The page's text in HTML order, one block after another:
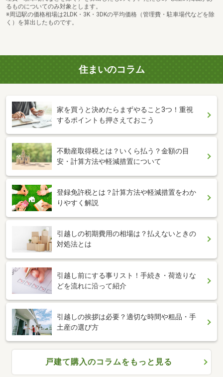
るものについてのみ対象とします。
※周辺駅の価格相場は2LDK・3K・3DKの平均価格（管理費・駐車場代などを除
く）を算出したものです。
住まいのコラム
家を買うと決めたらまずやること3つ！重視
するポイントも押さえておこう
不動産取得税とは？いくら払う？金額の目
安・計算方法や軽減措置について
登録免許税とは？計算方法や軽減措置をわか
りやすく解説
引越しの初期費用の相場は？払えないときの
対処法とは
引越し前にする事リスト！手続き・荷造りな
どを流れに沿って紹介
引越しの挨拶は必要？適切な時間や粗品・手
土産の選び方
戸建て購入のコラムをもっと見る